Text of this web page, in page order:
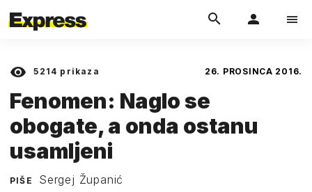
5214 prikaza 26. PROSINCA 2016.
Fenomen: Naglo se
obogate, a onda ostanu
usamljeni
PIŠE Sergej Županić